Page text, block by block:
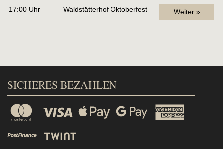
17:00 Uhr Waldstätterhof Oktoberfest Weiter »
SICHERES BEZAHLEN